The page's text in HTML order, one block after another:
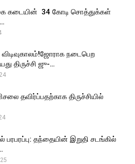
கடையின் ₹ 34 கோடி சொத்துக்கள்
நடைபெற
திருச்சி ஜு-…
தவிர்ப்பதற்காக திருச்சியில்
பரபரப்பு: தந்தையின் இறுதி சடங்கில்